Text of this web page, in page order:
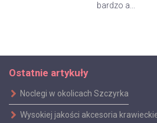
bardzo a...
Ostatnie artykuły
Noclegi w okolicach Szczyrka
Wysokiej jakości akcesoria